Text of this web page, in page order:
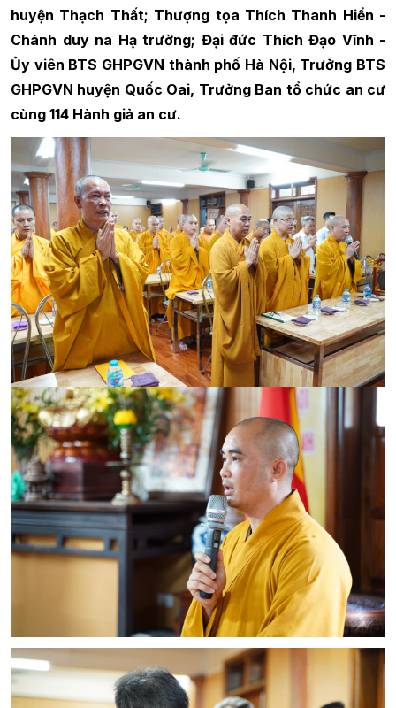
huyện Thạch Thất; Thượng tọa Thích Thanh Hiển -
Chánh duy na Hạ trường; Đại đức Thích Đạo Vĩnh -
Ủy viên BTS GHPGVN thành phố Hà Nội, Trưởng BTS
GHPGVN huyện Quốc Oai, Trưởng Ban tổ chức an cư
cùng 114 Hành giả an cư.